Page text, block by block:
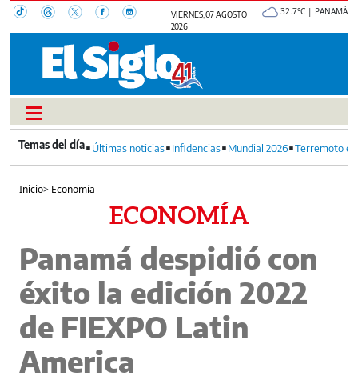
VIERNES, 07 AGOSTO
2026
32.7°C | PANAMÁ
Últimas noticias Infidencias Mundial 2026 Terremoto
Inicio> Economía
ECONOMÍA
Panamá despidió con
éxito la edición 2022
de FIEXPO Latin
America